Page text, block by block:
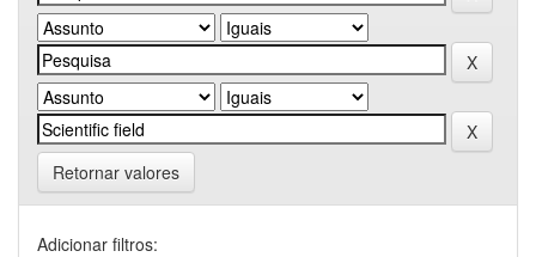
Retornar valores
Adicionar filtros: